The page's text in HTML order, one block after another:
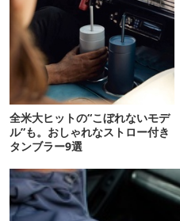
全米大ヒットの“こぼれないモデ
ル”も。おしゃれなストロー付き
タンブラー9選